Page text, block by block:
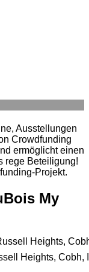
Ausstellungen
Crowdfunding
ermöglicht einen
rege Beteiligung!
Projekt.
My
Heights, Cobh,